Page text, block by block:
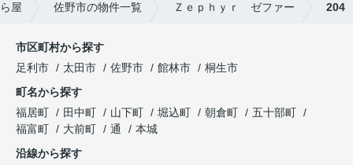
屋 佐野市の物件一覧 Ｚｅｐｈｙｒ ゼファー 204
市区町村から探す
足利市
太田市 佐野市 館林市
桐生市
町名から探す
福居町
田中町 山下町 堀込町 朝倉町
五十部町
福富町
大前町 通
本城
沿線から探す